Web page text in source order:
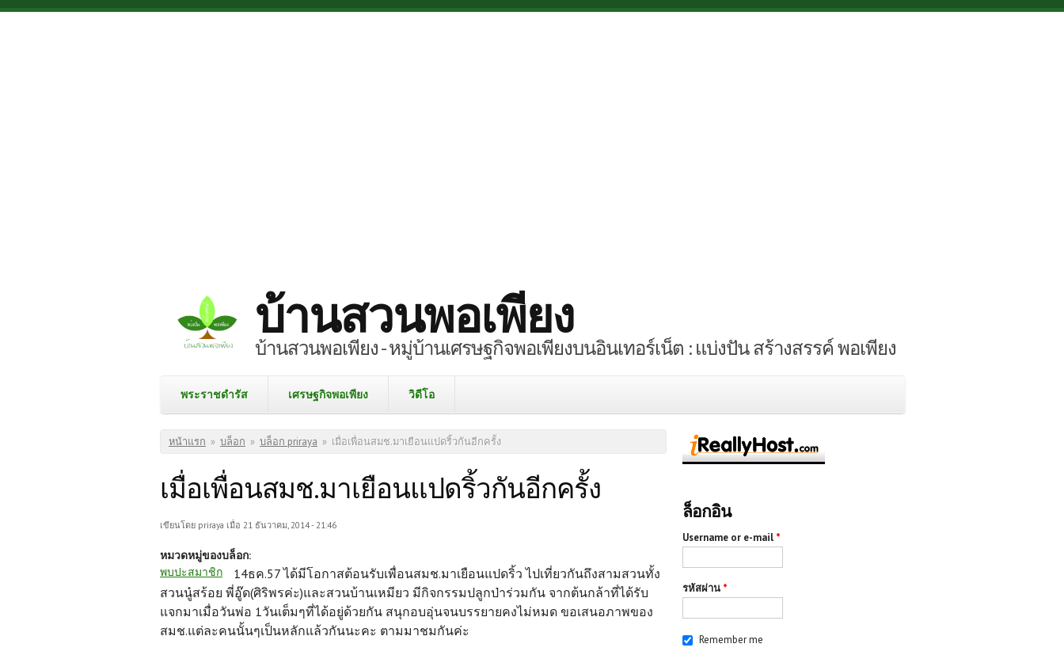
Skip to main content
บ้านสวนพอเพียง
บ้านสวนพอเพียง - หมู่บ้านเศรษฐกิจพอเพียงบนอินเทอร์เน็ต : แบ่งปัน สร้างสรรค์ พอเพียง
พระราชดำรัส เศรษฐกิจพอเพียง วิดีโอ
คุณอยู่ที่นี่
หน้าแรก » บล็อก » บล็อก priraya » เมื่อเพื่อนสมช.มาเยือนแปดริ้วกันอีกครั้ง
เมื่อเพื่อนสมช.มาเยือนแปดริ้วกันอีกครั้ง
เขียนโดย priraya เมื่อ 21 ธันวาคม, 2014 - 21:46
หมวดหมู่ของบล็อก:
พบปะสมาชิก
14ธค.57 ได้มีโอกาสต้อนรับเพื่อนสมช.มาเยือนแปดริ้ว ไปเที่ยวกันถึงสามสวนทั้ง
สวนนู๋สร้อย พี่อู๊ด(ศิริพรค่ะ)และสวนบ้านเหมียว มีกิจกรรมปลูกป่าร่วมกัน จากต้นกล้าที่ได้รับ
แจกมาเมื่อวันพ่อ 1วันเต็มๆที่ได้อยู่ด้วยกัน สนุกอบอุ่นจนบรรยายคงไม่หมด ขอเสนอภาพของ
สมช.แต่ละคนนั้นๆเป็นหลักแล้วกันนะคะ ตามมาชมกันค่ะ
ล็อกอิน
Username or e-mail *
รหัสผ่าน *
Remember me